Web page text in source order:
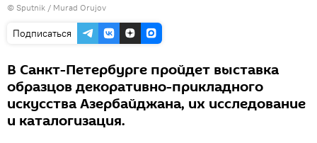
© Sputnik / Murad Orujov
Подписаться
В Санкт-Петербурге пройдет выставка
образцов декоративно-прикладного
искусства Азербайджана, их исследование
и каталогизация.